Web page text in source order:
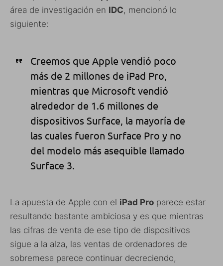
área de investigación en IDC, mencionó lo
siguiente:
Creemos que Apple vendió poco
más de 2 millones de iPad Pro,
mientras que Microsoft vendió
alrededor de 1.6 millones de
dispositivos Surface, la mayoría de
las cuales fueron Surface Pro y no
del modelo más asequible llamado
Surface 3.
La apuesta de Apple con el iPad Pro parece estar
resultando bastante ambiciosa y es que mientras
las cifras de venta de ese tipo de dispositivos
sigue a la alza, las ventas de ordenadores de
sobremesa parece continuar decreciendo,